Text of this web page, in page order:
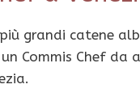
grandi catene
Commis Chef da